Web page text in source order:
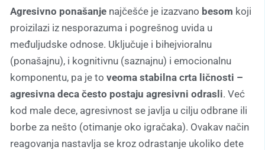
Agresivno ponašanje najčešće je izazvano besom koji
proizilazi iz nesporazuma i pogrešnog uvida u
međuljudske odnose. Uključuje i bihejvioralnu
(ponašajnu), i kognitivnu (saznajnu) i emocionalnu
komponentu, pa je to veoma stabilna crta ličnosti –
agresivna deca često postaju agresivni odrasli. Već
kod male dece, agresivnost se javlja u cilju odbrane ili
borbe za nešto (otimanje oko igračaka). Ovakav način
reagovanja nastavlja se kroz odrastanje ukoliko dete